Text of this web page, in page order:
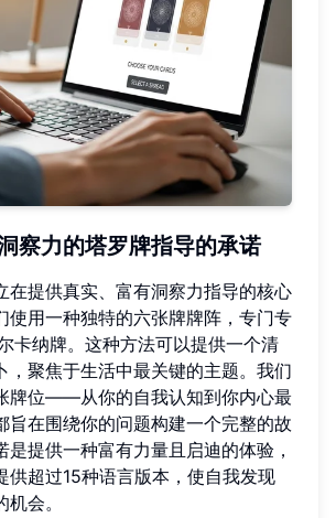
察力的塔罗牌指导的承诺
在提供真实、富有洞察力指导的核心
使用一种独特的六张牌牌阵，专门专
卡纳牌。这种方法可以提供一个清
，聚焦于生活中最关键的主题。我们
牌位——从你的自我认知到你内心最
在围绕你的问题构建一个完整的故
是提供一种富有力量且启迪的体验，
供超过15种语言版本，使自我发现
会。